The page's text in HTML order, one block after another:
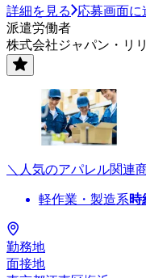
詳細を見る
応募画面に
派遣労働者
株式会社ジャパン・リ
＼人気のアパレル関連
軽作業・製造系時
勤務地
面接地